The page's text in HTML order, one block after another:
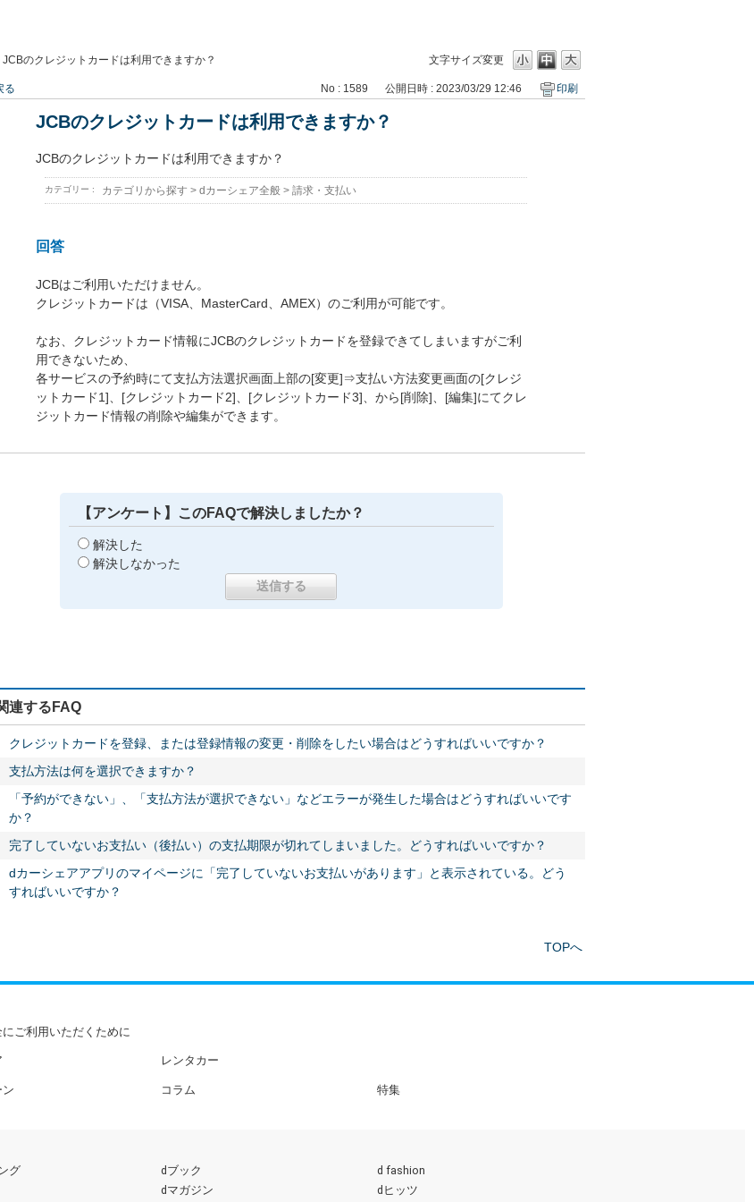
文字サイズ変更
JCBのクレジットカードは利用できますか？
る No : 1589 公開日時 : 2023/03/29 12:46 印刷
JCBのクレジットカードは利用できますか？
JCBのクレジットカードは利用できますか？
カテゴリー : カテゴリから探す > dカーシェア全般> 請求・支払い
回答
JCBはご利用いただけません。
クレジットカードは（VISA、MasterCard、AMEX）のご利用が可能です。
なお、クレジットカード情報にJCBのクレジットカードを登録できてしまいますがご利
用できないため、
各サービスの予約時にて支払方法選択画面上部の[変更]⇒支払い方法変更画面の[クレジ
ットカード1]、[クレジットカード2]、[クレジットカード3]、から[削除]、[編集]にてクレ
ジットカード情報の削除や編集ができます。
【アンケート】このFAQで解決しましたか？
解決した
解決しなかった
連するFAQ
クレジットカードを登録、または登録情報の変更・削除をしたい場合はどうすればいいですか？
支払方法は何を選択できますか？
「予約ができない」、「支払方法が選択できない」などエラーが発生した場合はどうすればいいです
か？
完了していないお支払い（後払い）の支払期限が切れてしまいました。どうすればいいですか？
dカーシェアアプリのマイページに「完了していないお支払いがあります」と表示されている。どう
すればいいですか？
TOPへ
ご利用いただくために
レンタカー
ン コラム
特集
グ dブック
d fashion
dマガジン dヒッツ